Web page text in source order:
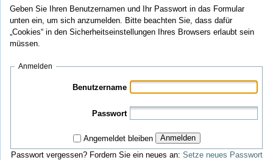
Geben Sie Ihren Benutzernamen und Ihr Passwort in das Formular
unten ein, um sich anzumelden. Bitte beachten Sie, dass dafür
„Cookies“ in den Sicherheitseinstellungen Ihres Browsers erlaubt sein
müssen.
Anmelden
Benutzername
Passwort
Angemeldet bleiben
Anmelden
Passwort vergessen? Fordern Sie ein neues an: Setze neues Passwort